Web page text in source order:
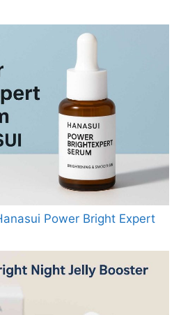
Power Bright Expert